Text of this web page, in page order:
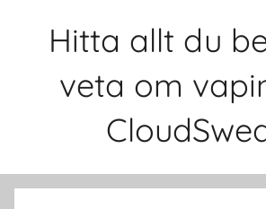
Hitta allt du
veta om